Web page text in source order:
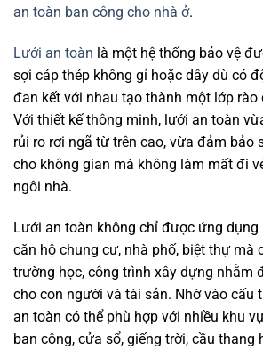
an toàn ban công cho nhà ở.
Lưới an toàn là một hệ thống bảo vệ
sợi cáp thép không gỉ hoặc dây dù có
đan kết với nhau tạo thành một lớp rào
Với thiết kế thông minh, lưới an toàn
rủi ro rơi ngã từ trên cao, vừa đảm bảo
cho không gian mà không làm mất đi
ngôi nhà.
Lưới an toàn không chỉ được ứng dụng
căn hộ chung cư, nhà phố, biệt thự mà
trường học, công trình xây dựng nhằm
cho con người và tài sản. Nhờ vào cấu
an toàn có thể phù hợp với nhiều khu
ban công, cửa sổ, giếng trời, cầu thang